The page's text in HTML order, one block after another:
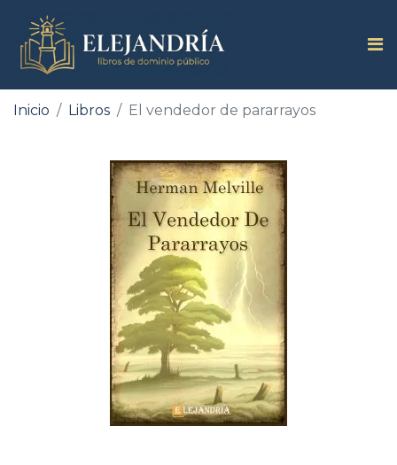
Inicio Libros El vendedor de pararrayos